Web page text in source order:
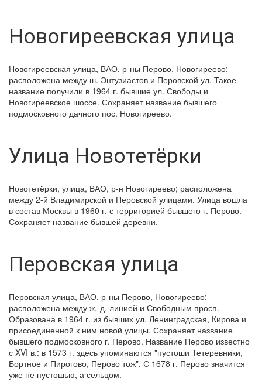
Новогиреевская улица
Новогиреевская улица, ВАО, р-ны Перово, Новогиреево;
расположена между ш. Энтузиастов и Перовской ул. Такое
название получили в 1964 г. бывшие ул. Свободы и
Новогиреевское шоссе. Сохраняет название бывшего
подмосковного дачного пос. Новогиреево.
Улица Новотетёрки
Новотетёрки, улица, ВАО, р-н Новогиреево; расположена
между 2-й Владимирской и Перовской улицами. Улица вошла
в состав Москвы в 1960 г. с территорией бывшего г. Перово.
Сохраняет название бывшей деревни.
Перовская улица
Перовская улица, ВАО, р-ны Перово, Новогиреево;
расположена между ж.-д. линией и Свободным просп.
Образована в 1964 г. из бывших ул. Ленинградская, Кирова и
присоединенной к ним новой улицы. Сохраняет название
бывшего подмосковного г. Перово. Название Перово известно
с XVI в.: в 1573 г. здесь упоминаются "пустоши Тетеревники,
Бортное и Пирогово, Перово тож". С 1678 г. Перово значится
уже не пустошью, а сельцом.